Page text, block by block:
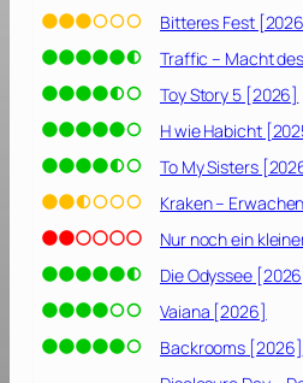
Bitteres Fest
Traffic – Macht
Toy Story 5 [2026]
H wie Habicht
To My Sisters
Kraken –
Nur noch ein
Die Odyssee
Vaiana [2026]
Backrooms [2026]